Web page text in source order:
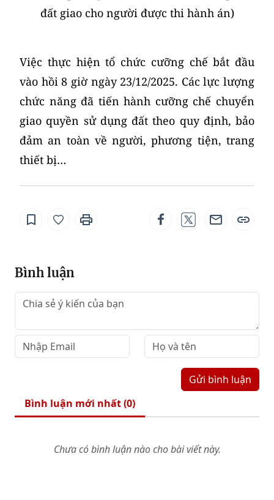
đất giao cho người được thi hành án)
Việc thực hiện tổ chức cưỡng chế bắt đầu
vào hồi 8 giờ ngày 23/12/2025. Các lực lượng
chức năng đã tiến hành cưỡng chế chuyển
giao quyền sử dụng đất theo quy định, bảo
đảm an toàn về người, phương tiện, trang
thiết bị…
Bình luận
Gửi bình luận
Bình luận mới nhất (0)
Chưa có bình luận nào cho bài viết này.